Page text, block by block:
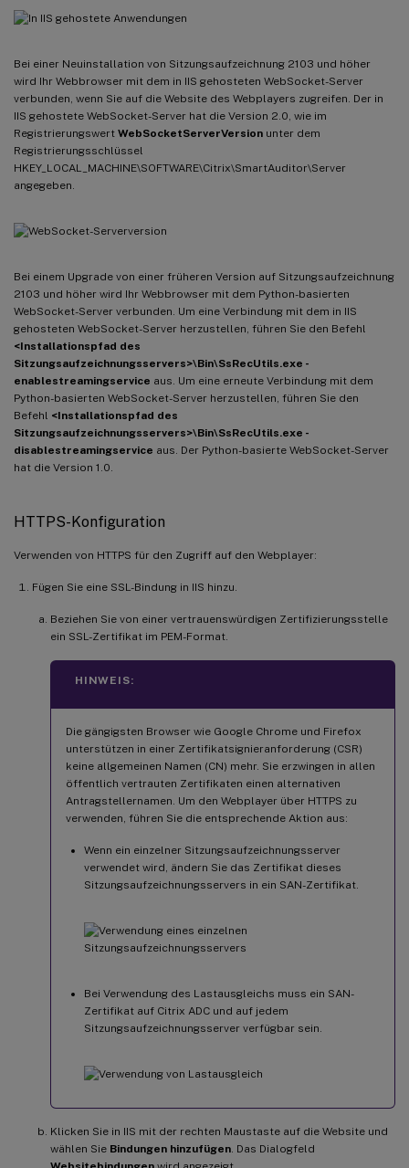
Bei einer Neuinstallation von Sitzungsaufzeichnung 2103 und höher
wird Ihr Webbrowser mit dem in IIS gehosteten WebSocket-Server
verbunden, wenn Sie auf die Website des Webplayers zugreifen. Der in
IIS gehostete WebSocket-Server hat die Version 2.0, wie im
Registrierungswert WebSocketServerVersion unter dem
Registrierungsschlüssel
HKEY_LOCAL_MACHINE\SOFTWARE\Citrix\SmartAuditor\Server
angegeben.
Bei einem Upgrade von einer früheren Version auf Sitzungsaufzeichnung
2103 und höher wird Ihr Webbrowser mit dem Python-basierten
WebSocket-Server verbunden. Um eine Verbindung mit dem in IIS
gehosteten WebSocket-Server herzustellen, führen Sie den Befehl
<Installationspfad des
Sitzungsaufzeichnungsservers>\Bin\SsRecUtils.exe -
enablestreamingservice aus. Um eine erneute Verbindung mit dem
Python-basierten WebSocket-Server herzustellen, führen Sie den
Befehl <Installationspfad des
Sitzungsaufzeichnungsservers>\Bin\SsRecUtils.exe -
disablestreamingservice aus. Der Python-basierte WebSocket-Server
hat die Version 1.0.
HTTPS-Konfiguration
Verwenden von HTTPS für den Zugriff auf den Webplayer:
Fügen Sie eine SSL-Bindung in IIS hinzu.
Beziehen Sie von einer vertrauenswürdigen Zertifizierungsstelle
ein SSL-Zertifikat im PEM-Format.
HINWEIS:
Die gängigsten Browser wie Google Chrome und Firefox
unterstützen in einer Zertifikatsignieranforderung (CSR)
keine allgemeinen Namen (CN) mehr. Sie erzwingen in allen
öffentlich vertrauten Zertifikaten einen alternativen
Antragstellernamen. Um den Webplayer über HTTPS zu
verwenden, führen Sie die entsprechende Aktion aus:
Wenn ein einzelner Sitzungsaufzeichnungsserver
verwendet wird, ändern Sie das Zertifikat dieses
Sitzungsaufzeichnungsservers in ein SAN-Zertifikat.
Bei Verwendung des Lastausgleichs muss ein SAN-
Zertifikat auf Citrix ADC und auf jedem
Sitzungsaufzeichnungsserver verfügbar sein.
Klicken Sie in IIS mit der rechten Maustaste auf die Website und
wählen Sie Bindungen hinzufügen . Das Dialogfeld